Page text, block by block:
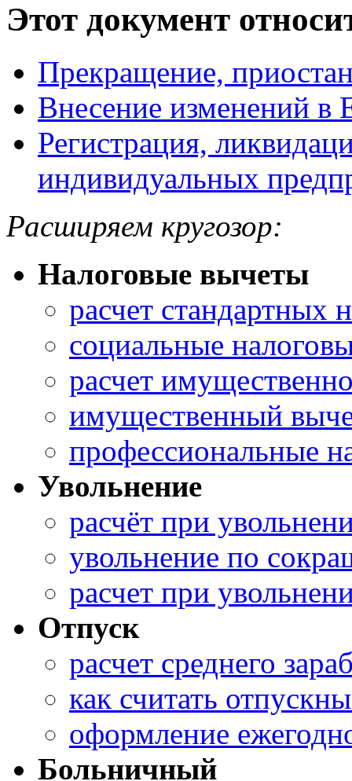
Этот документ
Прекращение,
Внесение изменений
Регистрация,
индивидуальных
Расширяем кругозор:
Налоговые вычеты
расчет стандартных
социальные
расчет
имущественный
профессиональные
Увольнение
расчёт при
увольнение по
расчет при
Отпуск
расчет среднего
как считать
оформление
Больничный